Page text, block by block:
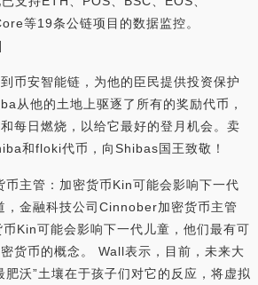
等19条公链项目的数据监控。
币安智能链，为他的臣民提供投资保护
从他的土地上驱逐了所有的奖励代币，
每日燃烧，以给它最好的登月机会。卖
和floki代币，向Shibas国王致敬！
主管：加密货币Kin可能会影响下一代
金融科技公司Cinnober加密货币主管
Kin可能会影响下一代儿童，他们最有可
货币的概念。 Wall表示，目前，未来大
肥沃”土壤在于孩子们对它的反应，将虚拟